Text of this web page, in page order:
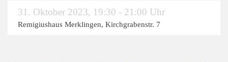
31. Oktober 2023, 19:30 - 21:00 Uhr
Remigiushaus Merklingen, Kirchgrabenstr. 7